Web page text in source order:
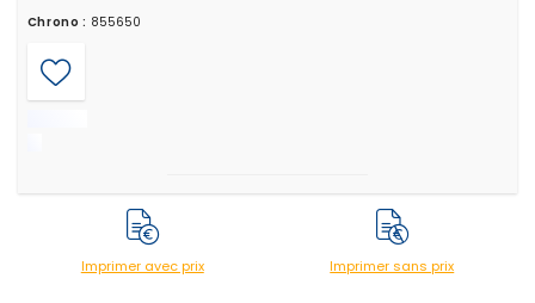
Chrono : 855650
Imprimer avec prix Imprimer sans prix